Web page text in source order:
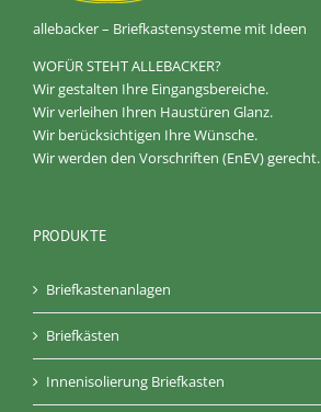
allebacker – Briefkastensysteme mit Ideen
WOFÜR STEHT ALLEBACKER?
Wir gestalten Ihre Eingangsbereiche.
Wir verleihen Ihren Haustüren Glanz.
Wir berücksichtigen Ihre Wünsche.
Wir werden den Vorschriften (EnEV) gerecht.
PRODUKTE
Briefkastenanlagen
Briefkästen
Innenisolierung Briefkasten